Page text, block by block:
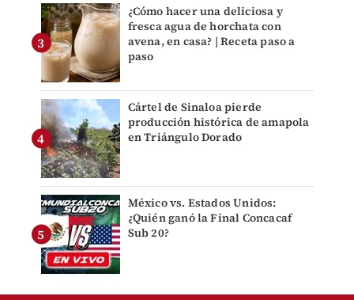
¿Cómo hacer una deliciosa y
fresca agua de horchata con
avena, en casa? | Receta paso a
paso
Cártel de Sinaloa pierde
producción histórica de amapola
en Triángulo Dorado
México vs. Estados Unidos:
¿Quién ganó la Final Concacaf
Sub 20?